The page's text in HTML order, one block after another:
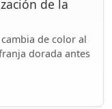
de la
de color al
dorada antes